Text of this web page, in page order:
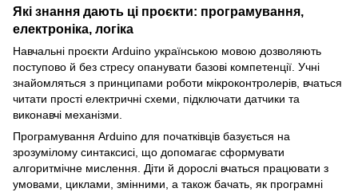
Які знання дають ці проєкти: програмування,
електроніка, логіка
Навчальні проєкти Arduino українською мовою дозволяють
поступово й без стресу опанувати базові компетенції. Учні
знайомляться з принципами роботи мікроконтролерів, вчаться
читати прості електричні схеми, підключати датчики та
виконавчі механізми.
Програмування Arduino для початківців базується на
зрозумілому синтаксисі, що допомагає сформувати
алгоритмічне мислення. Діти й дорослі вчаться працювати з
умовами, циклами, змінними, а також бачать, як програмні